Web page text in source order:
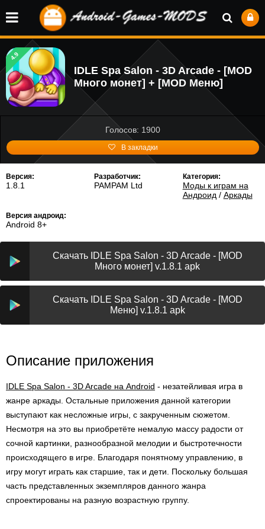
4.9
IDLE Spa Salon - 3D Arcade - [MOD
Много монет] + [MOD Меню]
Голосов: 1900
В закладки
Версия:
1.8.1
Разработчик:
PAMPAM Ltd
Категория:
Моды к играм на
Андроид / Аркады
Версия андроид:
Android 8+
Скачать IDLE Spa Salon - 3D Arcade - [MOD
Много монет] v.1.8.1 apk
Скачать IDLE Spa Salon - 3D Arcade - [MOD
Меню] v.1.8.1 apk
Описание приложения
IDLE Spa Salon - 3D Arcade на Android - незатейливая игра в
жанре аркады. Остальные приложения данной категории
выступают как несложные игры, с закрученным сюжетом.
Несмотря на это вы приобретёте немалую массу радости от
сочной картинки, разнообразной мелодии и быстротечности
происходящего в игре. Благодаря понятному управлению, в
игру могут играть как старшие, так и дети. Поскольку большая
часть представленных экземпляров данного жанра
спроектированы на разную возрастную группу.